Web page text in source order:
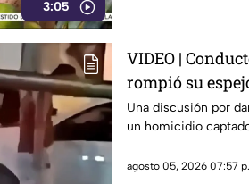
3:05
VIDEO |
rompió su
Una discusión por
un homicidio
agosto 05, 2026 07:57